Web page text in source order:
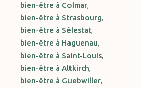
bien-être à Colmar,
bien-être à Strasbourg,
bien-être à Sélestat,
bien-être à Haguenau,
bien-être à Saint-Louis,
bien-être à Altkirch,
bien-être à Guebwiller,